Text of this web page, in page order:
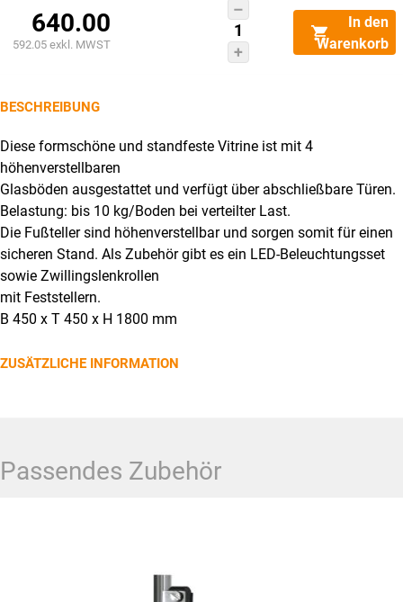
640.00
592.05 exkl. MWST
kerkmann
Expoline
Quadrovitrine
In den
Warenkorb
BESCHREIBUNG
Diese formschöne und standfeste Vitrine ist mit 4
höhenverstellbaren
Glasböden ausgestattet und verfügt über abschließbare Türen.
Belastung: bis 10 kg/Boden bei verteilter Last.
Die Fußteller sind höhenverstellbar und sorgen somit für einen
sicheren Stand. Als Zubehör gibt es ein LED-Beleuchtungsset
sowie Zwillingslenkrollen
mit Feststellern.
B 450 x T 450 x H 1800 mm
ZUSÄTZLICHE INFORMATION
Passendes Zubehör